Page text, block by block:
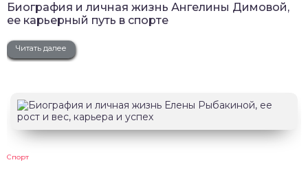
Биография и личная жизнь Ангелины Димовой,
ее карьерный путь в спорте
Читать далее
Спорт